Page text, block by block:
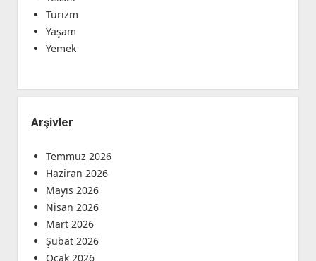
Turizm
Yaşam
Yemek
Arşivler
Temmuz 2026
Haziran 2026
Mayıs 2026
Nisan 2026
Mart 2026
Şubat 2026
Ocak 2026